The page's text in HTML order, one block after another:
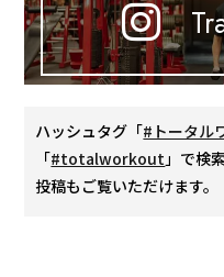
ハッシュタグ「#トータル
「#totalworkout」で検
投稿もご覧いただけます。